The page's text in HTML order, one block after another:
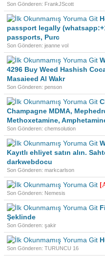
Son Gönderen: FrankJScott
passport legally
passports, Purc
Son Gönderen: jeanne vol
4296 Buy Weed Hashish
Masaieed Al Wakr
Son Gönderen: penson
Champagne MDMA,
Methoxetamine,
Son Gönderen: chemsolution
Kayıtlı ehliyet satın alın.
darkwebdocu
Son Gönderen: markcarlson
Son Gönderen: Nemesis
Şeklinde
Son Gönderen: şakir
Son Gönderen: TURUNCU 16